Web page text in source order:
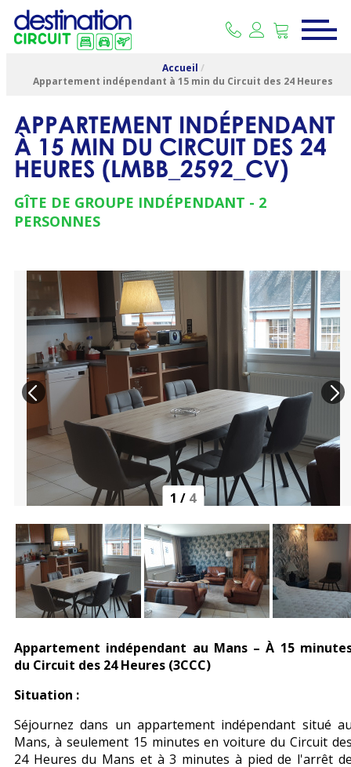
Accueil /
Appartement indépendant à 15 min du Circuit des 24 Heures
APPARTEMENT INDÉPENDANT
À 15 MIN DU CIRCUIT DES 24
HEURES (LMBB_2592_CV)
GÎTE DE GROUPE INDÉPENDANT
2
PERSONNES
1 / 4
Appartement indépendant au Mans – À 15
du Circuit des 24 Heures (3CCC)
Situation :
Séjournez dans un appartement indépendant situé
Mans, à seulement 15 minutes en voiture du Circuit
24 Heures du Mans et à 3 minutes à pied de l'arrêt